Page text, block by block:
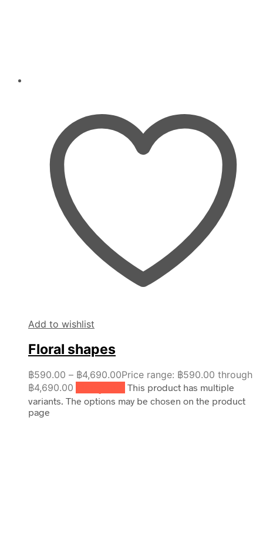
Add to wishlist
Floral shapes
฿590.00 – ฿4,690.00Price range: ฿590.00 through
฿4,690.00
This product has multiple
variants. The options may be chosen on the product
page